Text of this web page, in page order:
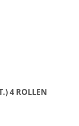
4 ROLLEN